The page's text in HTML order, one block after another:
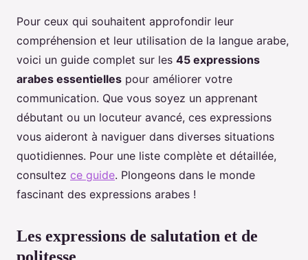
Pour ceux qui souhaitent approfondir leur
compréhension et leur utilisation de la langue arabe,
voici un guide complet sur les 45 expressions
arabes essentielles pour améliorer votre
communication. Que vous soyez un apprenant
débutant ou un locuteur avancé, ces expressions
vous aideront à naviguer dans diverses situations
quotidiennes. Pour une liste complète et détaillée,
consultez ce guide. Plongeons dans le monde
fascinant des expressions arabes !
Les expressions de salutation et de